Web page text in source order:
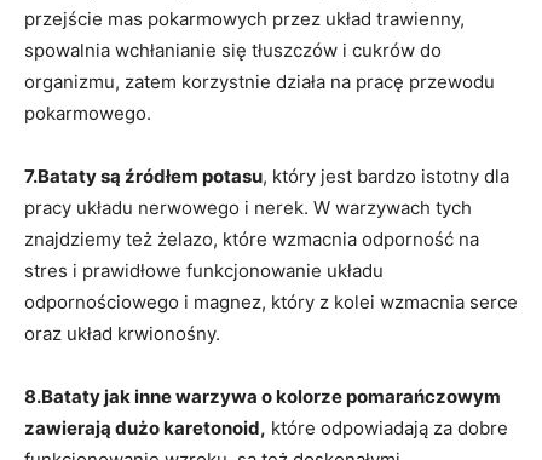
przejście mas pokarmowych przez układ trawienny,
spowalnia wchłanianie się tłuszczów i cukrów do
organizmu, zatem korzystnie działa na pracę przewodu
pokarmowego.
7.Bataty są źródłem potasu, który jest bardzo istotny dla
pracy układu nerwowego i nerek. W warzywach tych
znajdziemy też żelazo, które wzmacnia odporność na
stres i prawidłowe funkcjonowanie układu
odpornościowego i magnez, który z kolei wzmacnia serce
oraz układ krwionośny.
8.Bataty jak inne warzywa o kolorze pomarańczowym
zawierają dużo karetonoid, które odpowiadają za dobre